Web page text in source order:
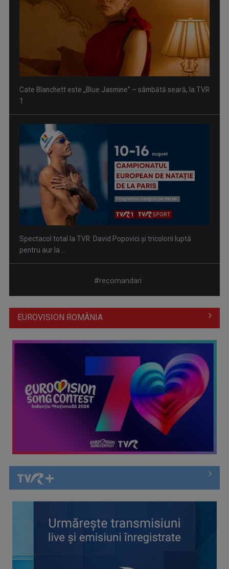
Spectacol total la TVR: David Popovici și tricolorii luptă
pentru aur la ...
Prima câştigătoare a trofeului „Vedeta populară” şi-a
aniversat la TVR ...
Întâlnire cu jazz-ul autohton, la TVR Cultural: „Contemporan
în România”, un ...
Piesa „Inimă, nu fi de piatră” a Corinei Chiriac ia argintul în
#recomandari
EUROVISION ROMÂNIA